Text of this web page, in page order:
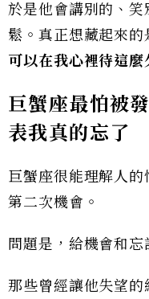
於是他會講別的、
鬆。真正想藏起來的
可以在我心裡待這麼
巨蟹座最怕被
表我真的忘了
巨蟹座很能理解人
第二次機會。
問題是，給機會和忘
那些曾經讓他失望